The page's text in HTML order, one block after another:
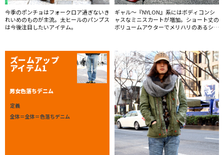
今季のポンチョはフォークロア過ぎないき
れいめのものが主流。太ヒールのパンプス
は今後注目したいアイテム。
ギャル〜『NYLON』系にはボディコンシ
ャスなミニスカートが増加。ショート丈の
ボリュームアウターでメリハリのあるシル
ズームアップ
アイテム1
男女色落ちデニム
定義
全体＝全体＝色落ちデニム